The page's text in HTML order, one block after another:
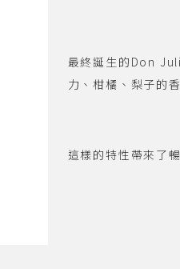
最終誕生的Don
力、柑橘、梨子的
這樣的特性帶來了